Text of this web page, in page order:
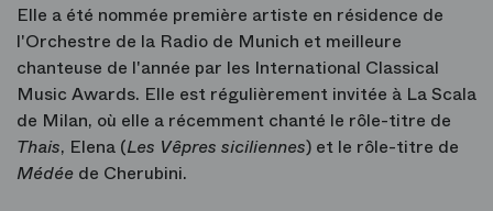
Elle a été nommée première artiste en résidence de
l'Orchestre de la Radio de Munich et meilleure
chanteuse de l'année par les International Classical
Music Awards. Elle est régulièrement invitée à La Scala
de Milan, où elle a récemment chanté le rôle-titre de
Thais, Elena (Les Vêpres siciliennes) et le rôle-titre de
Médée de Cherubini.